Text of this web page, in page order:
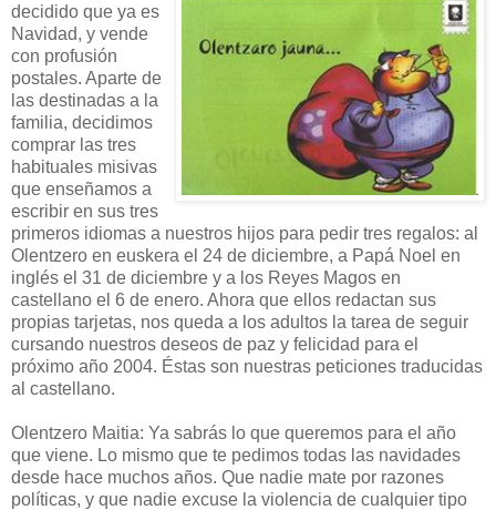
decidido que ya es
Navidad, y vende
con profusión
postales. Aparte de
las destinadas a la
familia, decidimos
comprar las tres
habituales misivas
que enseñamos a
escribir en sus tres
primeros idiomas a nuestros hijos para pedir tres regalos: al
Olentzero en euskera el 24 de diciembre, a Papá Noel en
inglés el 31 de diciembre y a los Reyes Magos en
castellano el 6 de enero. Ahora que ellos redactan sus
propias tarjetas, nos queda a los adultos la tarea de seguir
cursando nuestros deseos de paz y felicidad para el
próximo año 2004. Éstas son nuestras peticiones traducidas
al castellano.
Olentzero Maitia: Ya sabrás lo que queremos para el año
que viene. Lo mismo que te pedimos todas las navidades
desde hace muchos años. Que nadie mate por razones
políticas, y que nadie excuse la violencia de cualquier tipo